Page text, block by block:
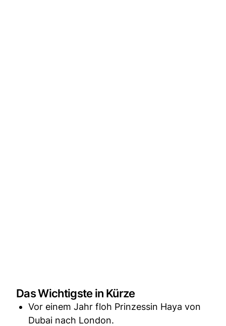
Das Wichtigste in Kürze
Vor einem Jahr floh Prinzessin Haya von
Dubai nach London.